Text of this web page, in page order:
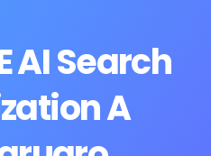
AI Search
A